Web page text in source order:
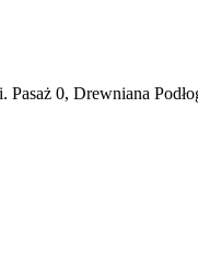
0, Drewniana